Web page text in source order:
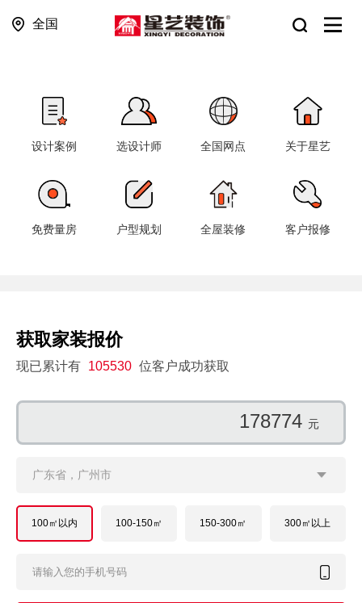
全国
设计案例 选设计师 全国网点 关于星艺
免费量房 户型规划 全屋装修 客户报修
获取家装报价
现已累计有 105530 位客户成功获取
132634 元
广东省，广州市
100㎡以内 100-150㎡ 150-300㎡ 300㎡以上